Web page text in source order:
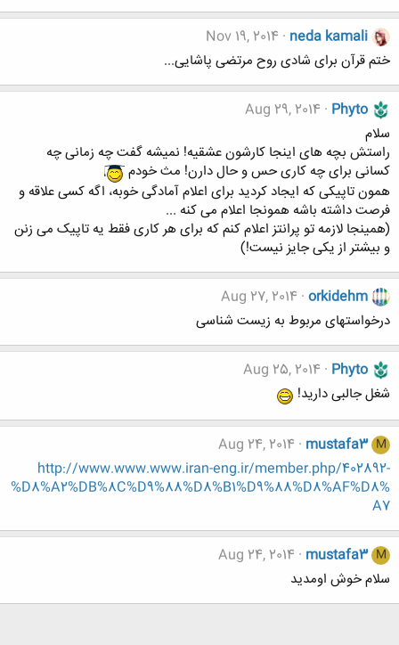
neda kamali
Nov 19, 2014
ختم قرآن برای شادی روح مرتضی پاشایی...
Phyto
Aug 29, 2014
سلام
راستش بچه های اینجا کارشون عشقیه! نمیشه گفت چه زمانی چه
کسانی برای چه کاری حس و حال دارن! مث خودم
همون تاپیکی که ایجاد کردید برای اعلام آمادگی خوبه، اگه کسی علاقه و
فرصت داشته باشه همونجا اعلام می کنه ...
(همینجا لازمه تو پرانتز اعلام کنم که برای هر کاری فقط یه تاپیک می زنن
و بیشتر از یکی جایز نیست!)
orkidehm
Aug 27, 2014
درخواستهای مربوط به زیست شناسی
Phyto
Aug 25, 2014
شغل جالبی دارید!
M
mustafa3
Aug 24, 2014
http://www.www.www.iran-eng.ir/member.php/402892-
%D8%A2%DB%8C%D9%88%D8%B1%D9%88%D8%AF%D8%
A7
M
mustafa3
Aug 24, 2014
سلام خوش اومديد